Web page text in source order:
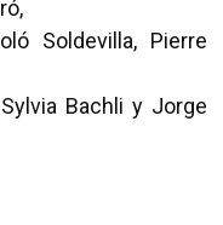
Soldevilla, Pierre
Bachli y Jorge